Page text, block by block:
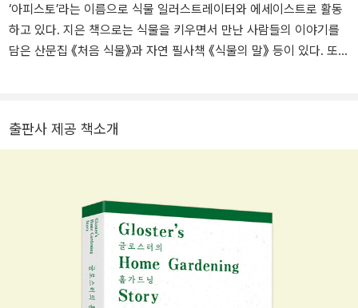
‘아피스토’라는 이름으로 식물 일러스트레이터와 에세이스트로 활동
하고 있다. 지은 책으로는 식물을 키우면서 만난 사람들의 이야기를
담은 산문집 《처음 식물》과 자연 필사책 《식물의 말》 등이 있다. 또한
우기’란 정적인 공간에서 이루어지는 가장 동적인 활동이다. 그는 유
튜브 ‘논스톱 식물집사 아피스토TV’를 시작하면서부터 많은 관계를
다양한 식물 정보와 이야기를 공유하고 있다. 2011년, 《시와시학》을
통해 시 <자객>이 당선되어 시인으로 등단하였다. 유튜브 @apistot
v 인스타그램 @apistotv
출판사 제공 책소개